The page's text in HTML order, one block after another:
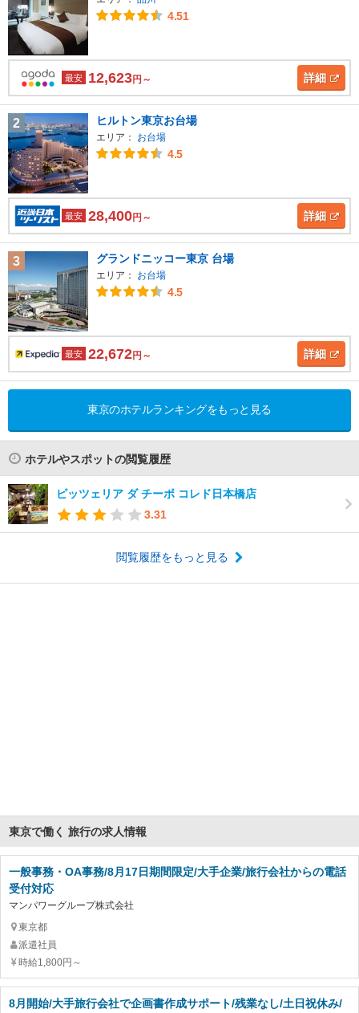
4.51
最安 12,623円～ 詳細
2 ヒルトン東京お台場
エリア： お台場
4.5
最安 28,400円～ 詳細
3 グランドニッコー東京 台場
エリア： お台場
4.5
最安 22,672円～ 詳細
東京のホテルランキングをもっと見る
ホテルやスポットの閲覧履歴
ピッツェリア ダ チーボ コレド日本橋店
3.31
閲覧履歴をもっと見る
東京で働く 旅行の求人情報
一般事務・OA事務/8月17日期間限定/大手企業/旅行会社からの電話
受付対応
マンパワーグループ株式会社
東京都
派遣社員
時給1,800円～
8月開始/大手旅行会社で企画書作成サポート/残業なし/土日祝休み/